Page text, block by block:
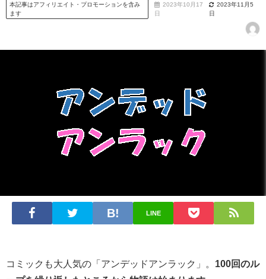
本記事はアフィリエイト・プロモーションを含み
ます
2023年10月17
日
2023年11月5
日
LINE
コミックも大人気の「アンデッドアンラック」。 100回のル